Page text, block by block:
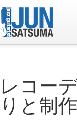
Live Schedule
Discography
レコー
りと制